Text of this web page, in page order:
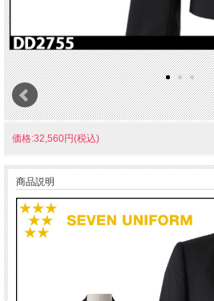
価格:32,560円(税込)
商品説明